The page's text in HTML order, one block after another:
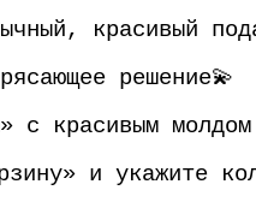
красивый
решение💫
с красивым
и укажите